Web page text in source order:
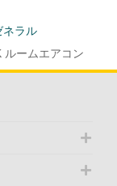
ネラル
ルームエアコン